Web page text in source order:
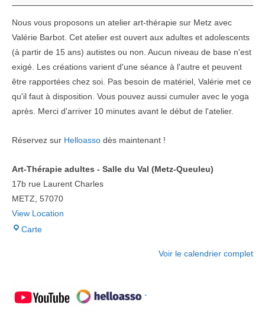
à
Metz
Nous vous proposons un atelier art-thérapie sur Metz avec
Valérie Barbot. Cet atelier est ouvert aux adultes et adolescents
(à partir de 15 ans) autistes ou non. Aucun niveau de base n'est
exigé. Les créations varient d'une séance à l'autre et peuvent
être rapportées chez soi. Pas besoin de matériel, Valérie met ce
qu'il faut à disposition. Vous pouvez aussi cumuler avec le yoga
après. Merci d'arriver 10 minutes avant le début de l'atelier.
Réservez sur Helloasso dès maintenant !
Art-Thérapie adultes - Salle du Val (Metz-Queuleu)
17b rue Laurent Charles
METZ 57070
View Location
Carte
du
Voir le calendrier complet
-